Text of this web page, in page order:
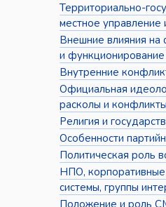
Территориально-
местное управление
Внешние влияния
и функционирование
Внутренние
Официальная
расколы и конфликты
Религия и
Особенности
Политическая роль
НПО, корпоративные
системы, группы